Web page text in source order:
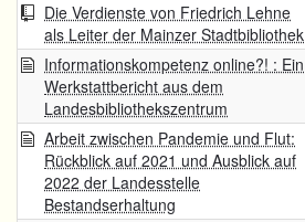
Die Verdienste von Friedrich Lehne
als Leiter der Mainzer Stadtbibliothek
Informationskompetenz online?! : Ein
Werkstattbericht aus dem
Landesbibliothekszentrum
Arbeit zwischen Pandemie und Flut:
Rückblick auf 2021 und Ausblick auf
2022 der Landesstelle
Bestandserhaltung